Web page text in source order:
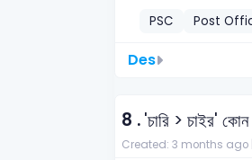
PSC Post
Des
8 .'চারি > চাইর' কোন
Created: 3 months ago |